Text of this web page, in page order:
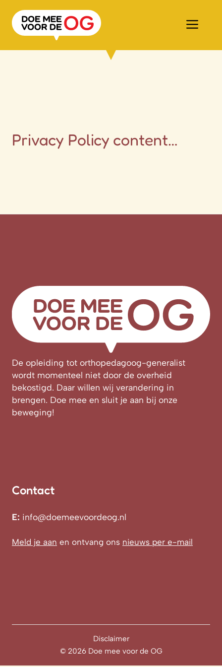
naar
Privacy Policy content…
De opleiding tot orthopedagoog-generalist
wordt momenteel niet door de overheid
bekostigd. Daar willen wij verandering in
brengen. Doe mee en sluit je aan bij onze
beweging!
Contact
E: info@doemeevoordeog.nl
Meld je aan en ontvang ons nieuws per e-mail
© 2026 Doe mee voor de OG
Disclaimer